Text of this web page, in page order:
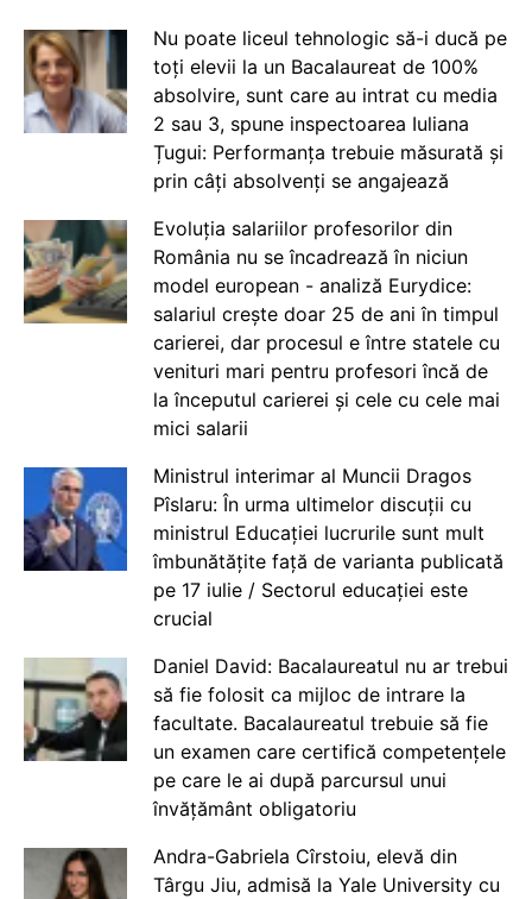
Nu poate liceul tehnologic să-i ducă pe
toți elevii la un Bacalaureat de 100%
absolvire, sunt care au intrat cu media
2 sau 3, spune inspectoarea Iuliana
Țugui: Performanța trebuie măsurată și
prin câți absolvenți se angajează
Evoluția salariilor profesorilor din
România nu se încadrează în niciun
model european - analiză Eurydice:
salariul crește doar 25 de ani în timpul
carierei, dar procesul e între statele cu
venituri mari pentru profesori încă de
la începutul carierei și cele cu cele mai
mici salarii
Ministrul interimar al Muncii Dragos
Pîslaru: În urma ultimelor discuții cu
ministrul Educației lucrurile sunt mult
îmbunătățite față de varianta publicată
pe 17 iulie / Sectorul educației este
crucial
Daniel David: Bacalaureatul nu ar trebui
să fie folosit ca mijloc de intrare la
facultate. Bacalaureatul trebuie să fie
un examen care certifică competențele
pe care le ai după parcursul unui
învățământ obligatoriu
Andra-Gabriela Cîrstoiu, elevă din
Târgu Jiu, admisă la Yale University cu